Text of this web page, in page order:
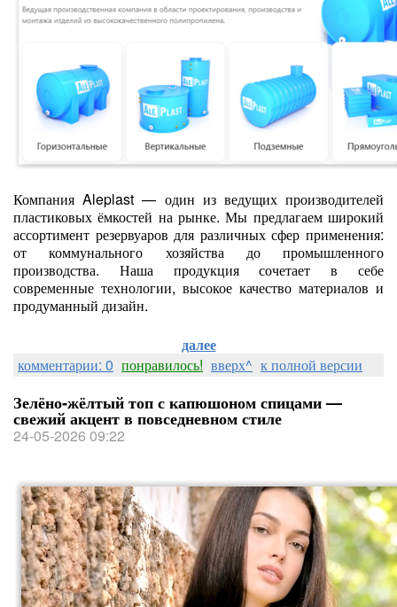
Компания Aleplast — один из ведущих производителей
пластиковых ёмкостей на рынке. Мы предлагаем широкий
ассортимент резервуаров для различных сфер применения:
от коммунального хозяйства до промышленного
производства. Наша продукция сочетает в себе
современные технологии, высокое качество материалов и
продуманный дизайн.
далее
комментарии: 0 понравилось! вверх^ к полной версии
Зелёно‑жёлтый топ с капюшоном спицами —
свежий акцент в повседневном стиле
24-05-2026 09:22